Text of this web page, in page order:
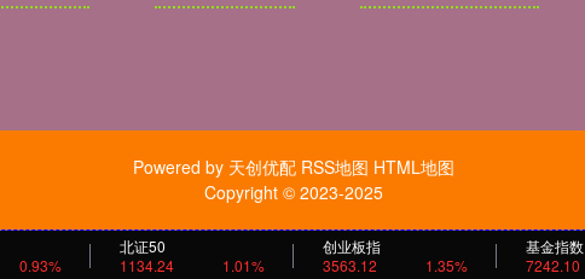
0.93%
北证50
1134.24
1.01%
创业板指
3563.12
1.35%
基金指数
7242.10
Powered by 天创优配 RSS地图 HTML地图
Copyright © 2023-2025